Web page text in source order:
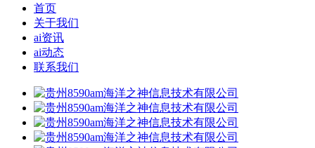
首页
关于我们
ai资讯
ai动态
联系我们